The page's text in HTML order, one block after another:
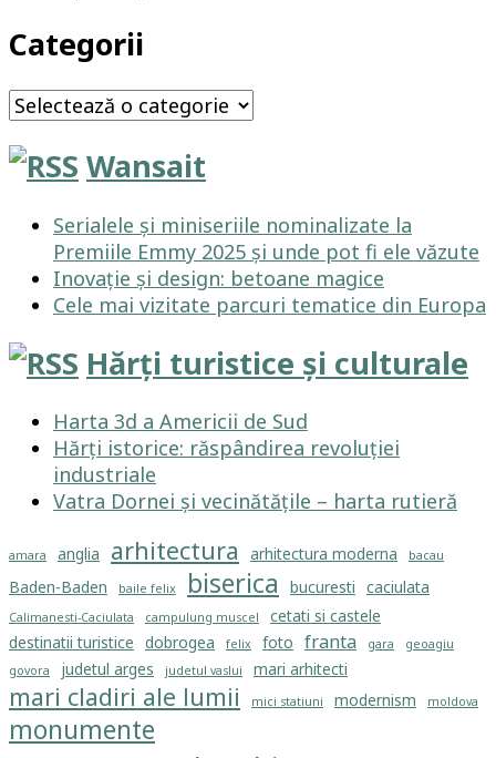
Categorii
Categorii
Wansait
Serialele și miniseriile nominalizate la
Premiile Emmy 2025 și unde pot fi ele văzute
Inovație și design: betoane magice
Cele mai vizitate parcuri tematice din Europa
Hărți turistice și culturale
Harta 3d a Americii de Sud
Hărți istorice: răspândirea revoluției
industriale
Vatra Dornei și vecinătățile – harta rutieră
amara anglia arhitectura arhitectura moderna bacau
Baden-Baden baile felix biserica bucuresti caciulata
Calimanesti-Caciulata campulung muscel
cetati si castele
destinatii turistice dobrogea felix foto franta gara
geoagiu
govora
judetul arges judetul vaslui mari arhitecti
mari cladiri ale lumii mici statiuni modernism moldova
monumente